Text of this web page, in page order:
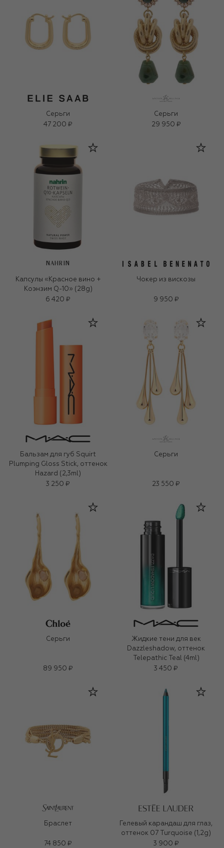
Серьги
47 200 ₽
Серьги
29 950 ₽
NAHRIN
Капсулы «Красное вино +
Коэнзим Q-10» (28g)
6 420 ₽
Чокер из вискозы
9 950 ₽
Бальзам для губ Squirt
Plumping Gloss Stick, оттенок
Hazard (2,3ml)
3 250 ₽
Серьги
23 550 ₽
Серьги
89 950 ₽
Жидкие тени для век
Dazzleshadow, оттенок
Telepathic Teal (4ml)
3 450 ₽
Браслет
74 850 ₽
Гелевый карандаш для глаз,
оттенок 07 Turquoise (1,2g)
3 900 ₽